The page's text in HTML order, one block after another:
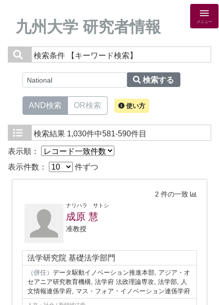
九州大学 研究者情報 メニュー
検索条件 【キーワード検索】
検索する
AND検索 OR検索 使い方
検索結果 1,030件中581-590件目
表示順：
表示件数：
件ずつ
2 件の一致
ナリハラ サトシ
成原 慧
准教授
法学研究院 基礎法学部門
（併任） データ駆動イノベーション推進本部, アジア・オ
セアニア研究教育機構, 法学府 法政理論専攻, 法学部, 人
文情報連係学府, マス・フォア・イノベーション連係学府